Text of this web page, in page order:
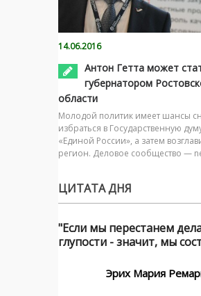
14.06.2016
Антон Гетта может
губернатором
области
Молодой политик имеет шансы
избраться в Государственную
«Единой России», а затем
регион. Деловое сообщество —
ЦИТАТА ДНЯ
"Если мы перестанем
глупости - значит, мы
Эрих Мария